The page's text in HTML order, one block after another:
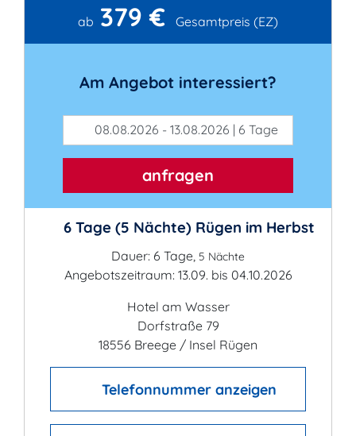
Kontakt
ab 379 € Gesamtpreis (EZ)
Am Angebot interessiert?
08.08.2026 - 13.08.2026 | 6 Tage
anfragen
6 Tage (5 Nächte) Rügen im Herbst
Dauer: 6 Tage, 5 Nächte
Angebotszeitraum: 13.09. bis 04.10.2026
Hotel am Wasser
Dorfstraße 79
18556 Breege / Insel Rügen
Telefonnummer anzeigen